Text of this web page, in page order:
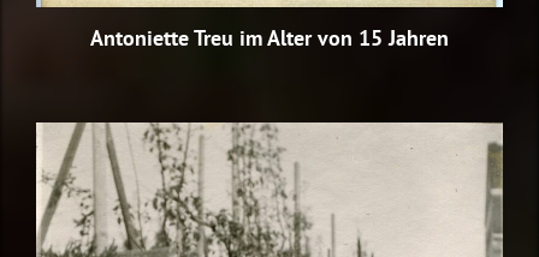
Antoniette Treu im Alter von 15 Jahren